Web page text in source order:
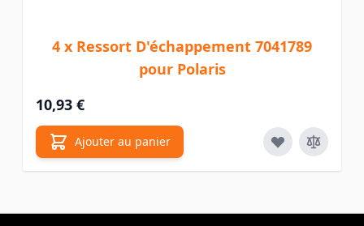
4 x Ressort D'échappement 7041789
pour Polaris
10,93 €
Ajouter au panier